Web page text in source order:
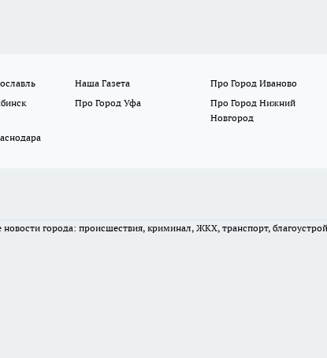
Наша Газета
Про Город Иваново
Про Город Уфа
Про Город Нижний
Новгород
города: происшествия, криминал, ЖКХ, транспорт,